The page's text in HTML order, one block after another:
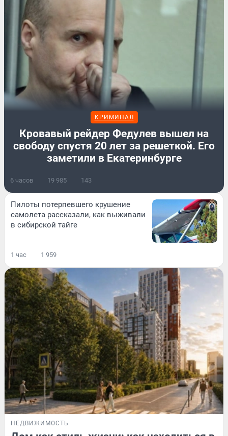
КРИМИНАЛ
Кровавый рейдер Федулев вышел на
свободу спустя 20 лет за решеткой. Его
заметили в Екатеринбурге
6 часов 19 985 143
Пилоты потерпевшего крушение
самолета рассказали, как выживали
в сибирской тайге
1 час 1 959
НЕДВИЖИМОСТЬ